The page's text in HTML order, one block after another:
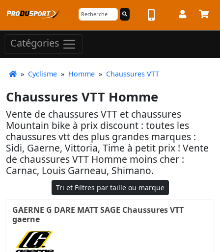
Catégories
» Cyclisme » Homme » Chaussures VTT
Chaussures VTT Homme
Vente de chaussures VTT et chaussures
Mountain bike à prix discount : toutes les
chaussures vtt des plus grandes marques :
Sidi, Gaerne, Vittoria, Time à petit prix ! Vente
de chaussures VTT Homme moins cher :
Carnac, Louis Garneau, Shimano.
Tri et Filtres par taille ou marque
GAERNE G DARE MATT SAGE Chaussures VTT
gaerne